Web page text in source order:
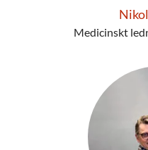
Medicinskt